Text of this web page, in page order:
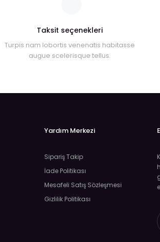
Taksit seçenekleri
Turpis nam lobortis venenatis habitasse
augue scelerisque tellus.
Yardım Merkezi
Sipariş Takip
İade Politikası
Mesafeli Satış Sözleşmesi
Gizlilik Politikası